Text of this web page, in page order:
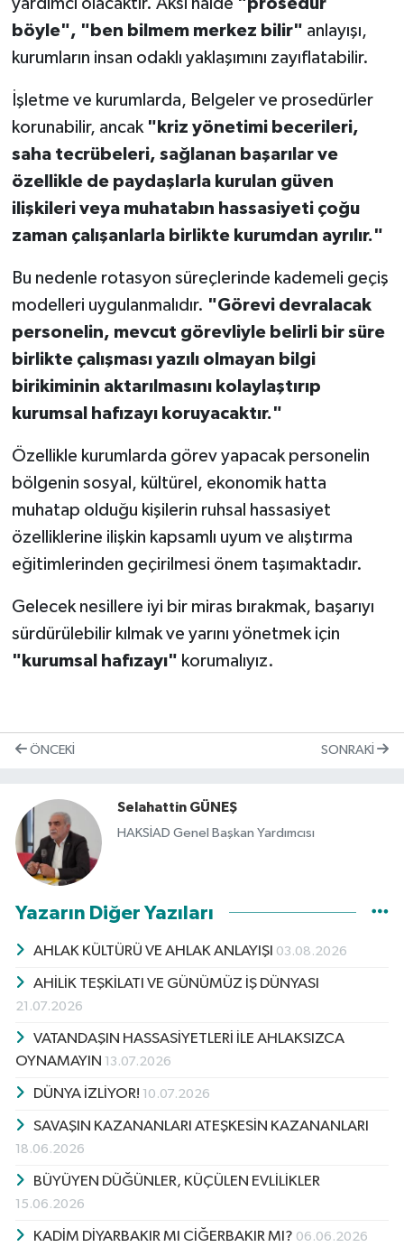
böyle", "ben bilmem merkez bilir" anlayışı,
kurumların insan odaklı yaklaşımını zayıflatabilir.
İşletme ve kurumlarda, Belgeler ve prosedürler
korunabilir, ancak "kriz yönetimi becerileri,
saha tecrübeleri, sağlanan başarılar ve
özellikle de paydaşlarla kurulan güven
ilişkileri veya muhatabın hassasiyeti çoğu
zaman çalışanlarla birlikte kurumdan ayrılır."
Bu nedenle rotasyon süreçlerinde kademeli geçiş
modelleri uygulanmalıdır. "Görevi devralacak
personelin, mevcut görevliyle belirli bir süre
birlikte çalışması yazılı olmayan bilgi
birikiminin aktarılmasını kolaylaştırıp
kurumsal hafızayı koruyacaktır."
Özellikle kurumlarda görev yapacak personelin
bölgenin sosyal, kültürel, ekonomik hatta
muhatap olduğu kişilerin ruhsal hassasiyet
özelliklerine ilişkin kapsamlı uyum ve alıştırma
eğitimlerinden geçirilmesi önem taşımaktadır.
Gelecek nesillere iyi bir miras bırakmak, başarıyı
sürdürülebilir kılmak ve yarını yönetmek için
"kurumsal hafızayı" korumalıyız.
ÖNCEKI SONRAKI
Selahattin GÜNEŞ
HAKSİAD Genel Başkan Yardımcısı
Yazarın Diğer Yazıları
AHLAK KÜLTÜRÜ VE AHLAK ANLAYIŞI 03.08.2026
AHİLİK TEŞKİLATI VE GÜNÜMÜZ İŞ DÜNYASI
21.07.2026
VATANDAŞIN HASSASİYETLERİ İLE AHLAKSIZCA
OYNAMAYIN 13.07.2026
DÜNYA İZLİYOR! 10.07.2026
SAVAŞIN KAZANANLARI ATEŞKESİN KAZANANLARI
18.06.2026
BÜYÜYEN DÜĞÜNLER, KÜÇÜLEN EVLİLİKLER
15.06.2026
KADİM DİYARBAKIR MI CİĞERBAKIR MI? 06.06.2026